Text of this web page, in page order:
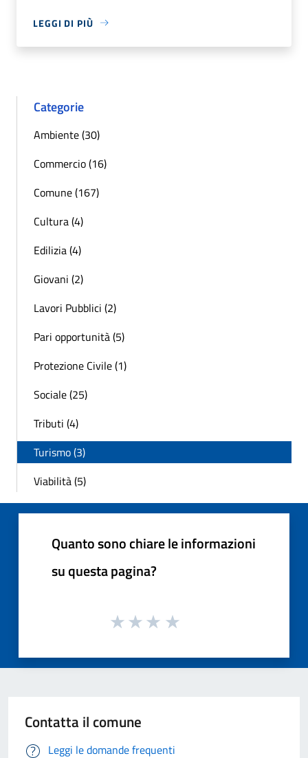
LEGGI DI PIÙ
Categorie
Ambiente (30)
Commercio (16)
Comune (167)
Cultura (4)
Edilizia (4)
Giovani (2)
Lavori Pubblici (2)
Pari opportunità (5)
Protezione Civile (1)
Sociale (25)
Tributi (4)
Turismo (3)
Viabilità (5)
Quanto sono chiare le informazioni
su questa pagina?
Contatta il comune
Leggi le domande frequenti